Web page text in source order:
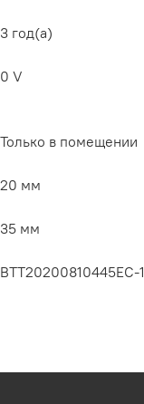
3 год(а)
0 V
Только в помещении
20 мм
35 мм
BTT20200810445EC-1